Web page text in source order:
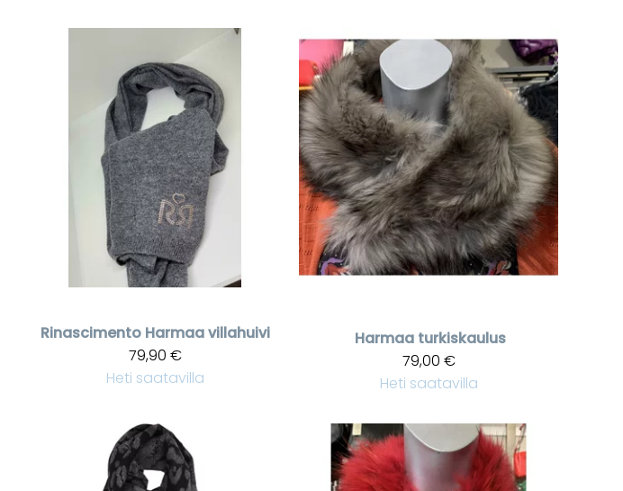
Rinascimento Harmaa villahuivi
79,90 €
Heti saatavilla
Harmaa turkiskaulus
79,00 €
Heti saatavilla